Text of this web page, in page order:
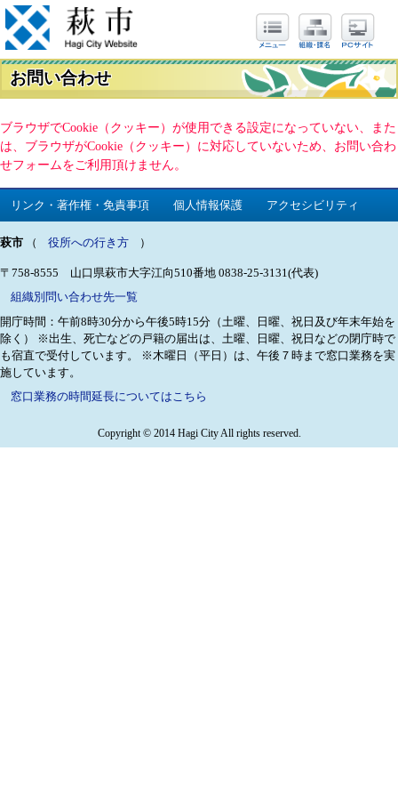
お問い合わせ
ブラウザでCookie（クッキー）が使用できる設定になっていない、また
は、ブラウザがCookie（クッキー）に対応していないため、お問い合わ
せフォームをご利用頂けません。
リンク・著作権・免責事項 個人情報保護 アクセシビリティ
萩市 （ 役所への行き方 ）
〒758-8555 山口県萩市大字江向510番地 0838-25-3131(代表)
組織別問い合わせ先一覧
開庁時間：午前8時30分から午後5時15分（土曜、日曜、祝日及び年末年始を
除く）
※出生、死亡などの戸籍の届出は、土曜、日曜、祝日などの閉庁時で
も宿直で受付しています。
※木曜日（平日）は、午後７時まで窓口業務を実
施しています。
窓口業務の時間延長についてはこちら
Copyright © 2014 Hagi City All rights reserved.